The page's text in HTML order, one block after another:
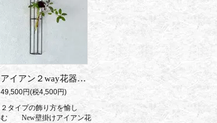
アイアン２way花器 New Squware
49,500円(税4,500円)
２タイプの飾り方を愉し
む New壁掛けアイアン花